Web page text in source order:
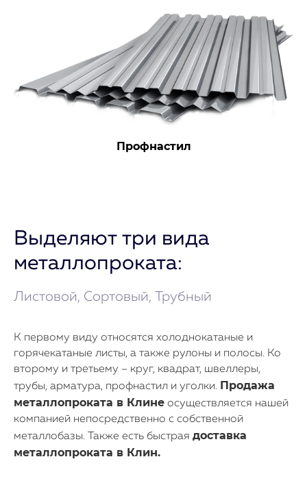
Профнастил
Выделяют три вида
металлопроката:
Листовой, Сортовый, Трубный
К первому виду относятся холоднокатаные и
горячекатаные листы, а также рулоны и полосы. Ко
второму и третьему – круг, квадрат, швеллеры,
трубы, арматура, профнастил и уголки. Продажа
металлопроката в Клине осуществляется нашей
компанией непосредственно с собственной
металлобазы. Также есть быстрая доставка
металлопроката в Клин.